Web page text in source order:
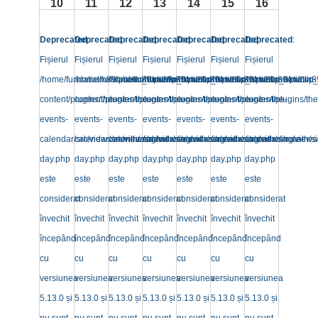
10 11 12 13 14 15 16
Deprecated:
Fișierul
/home/fundatiatm89/public_html/wp-
content/plugins/the-
events-
calendar/src/views/month/single-
day.php
este
considerat
învechit
începând
cu
versiunea
5.13.0 și
Deprecated:
Fișierul
/home/fundatiatm89/public_html/wp-
content/plugins/the-
events-
calendar/src/views/month/single-
day.php
este
considerat
învechit
începând
cu
versiunea
5.13.0 și
Deprecated:
Fișierul
/home/fundatiatm89/public_html/wp-
content/plugins/the-
events-
calendar/src/views/month/single-
day.php
este
considerat
învechit
începând
cu
versiunea
5.13.0 și
Deprecated:
Fișierul
/home/fundatiatm89/public_html/wp-
content/plugins/the-
events-
calendar/src/views/month/single-
day.php
este
considerat
învechit
începând
cu
versiunea
5.13.0 și
Deprecated:
Fișierul
/home/fundatiatm89/public_html/wp-
content/plugins/the-
events-
calendar/src/views/month/single-
day.php
este
considerat
învechit
începând
cu
versiunea
5.13.0 și
Deprecated:
Fișierul
/home/fundatiatm89/
content/plugins/the-
events-
calendar/src/views/month/
day.php
este
considerat
învechit
începând
cu
versiunea
5.13.0 și
Deprecated :
Fișierul
/home/
content/plugins/
events-
calendar/src/
day.php
este
considerat
învechit
începând
cu
versiunea
5.13.0 și